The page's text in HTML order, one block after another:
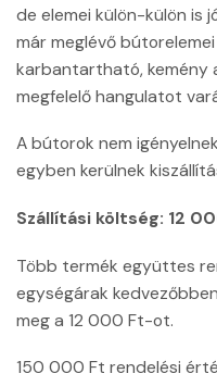
de elemei külön-külön is
már meglévő
karbantartható, kemény
megfelelő hangulatot
A bútorok nem
egyben kerülnek
Szállítási költség: 12
Több termék együttes
egységárak
meg a 12 000 Ft-ot.
150 000 Ft rendelési